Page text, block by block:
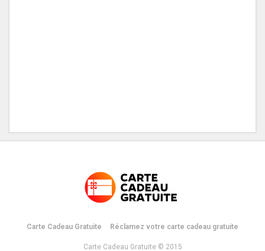
Carte Cadeau Gratuite Réclamez votre carte cadeau gratuite
Carte Cadeau Gratuite © 2015